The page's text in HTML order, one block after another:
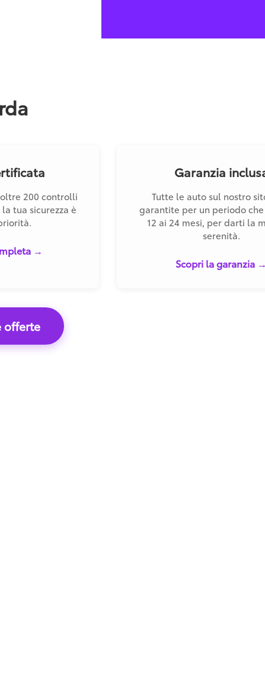
200 controlli
tua sicurezza è
→
Garanzia
Tutte le auto sul nostro
garantite per un periodo
12 ai 24 mesi, per darti la
serenità.
Scopri la garanzia →
offerte